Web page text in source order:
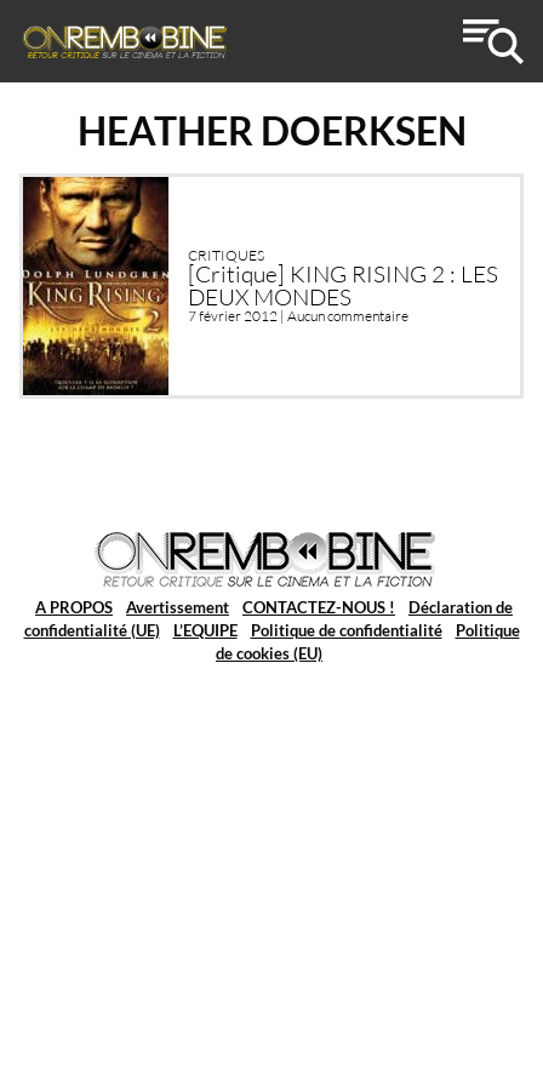
HEATHER DOERKSEN
CRITIQUES
[Critique] KING RISING 2 : LES
DEUX MONDES
7 février 2012 | Aucun commentaire
A PROPOS Avertissement CONTACTEZ-NOUS !
Déclaration de
confidentialité (UE)
L’EQUIPE Politique de confidentialité
Politique
de cookies (EU)